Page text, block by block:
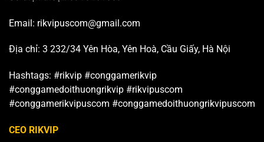
Email: rikvipuscom@gmail.com
Địa chỉ: 3 232/34 Yên Hòa, Yên Hoà, Cầu Giấy, Hà Nội
Hashtags: #rikvip #conggamerikvip
#conggamedoithuongrikvip #rikvipuscom
#conggamerikvipuscom #conggamedoithuongrikvipuscom
CEO RIKVIP